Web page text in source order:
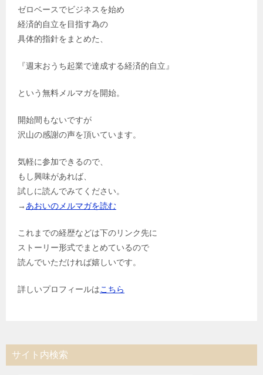
ゼロベースでビジネスを始め
経済的自立を目指す為の
具体的指針をまとめた、
『週末おうち起業で達成する経済的自立』
という無料メルマガを開始。
開始間もないですが
沢山の感謝の声を頂いています。
気軽に参加できるので、
もし興味があれば、
試しに読んでみてください。
→ あおいのメルマガを読む
これまでの経歴などは下のリンク先に
ストーリー形式でまとめているので
読んでいただければ嬉しいです。
詳しいプロフィールはこちら
サイト内検索